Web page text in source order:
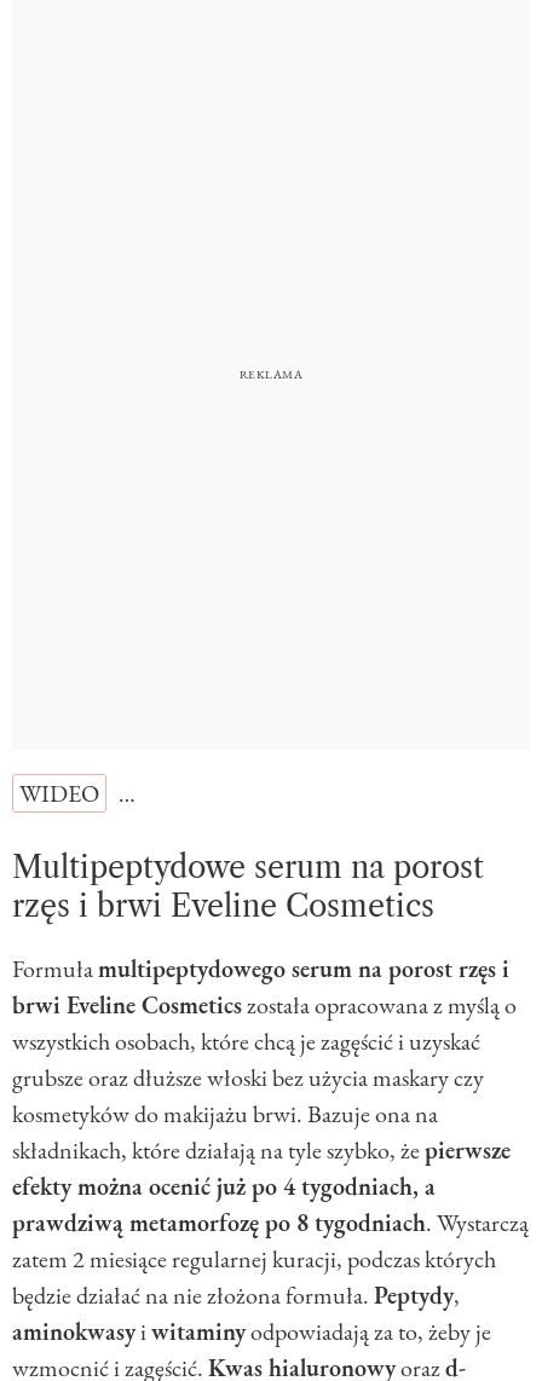
WIDEO …
Multipeptydowe serum na porost
rzęs i brwi Eveline Cosmetics
Formułamultipeptydowego serum na porost rzęs i
brwi Eveline Cosmeticszostała opracowana z myślą o
wszystkich osobach, które chcą je zagęścić i uzyskać
grubsze oraz dłuższe włoski bez użycia maskary czy
kosmetyków do makijażu brwi. Bazuje ona na
składnikach, które działają na tyle szybko, żepierwsze
efekty można ocenić już po 4 tygodniach, a
prawdziwą metamorfozę po 8 tygodniach. Wystarczą
zatem 2 miesiące regularnej kuracji, podczas których
będzie działać na nie złożona formuła.Peptydy,
aminokwasyiwitaminyodpowiadają za to, żeby je
wzmocnić i zagęścić.Kwas hialuronowyorazd-